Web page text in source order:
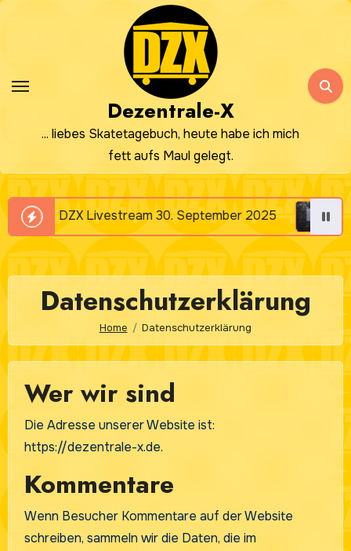
Dezentrale-X
... liebes Skatetagebuch, heute habe ich mich
fett aufs Maul gelegt.
Livestream 30. September 2025 DZX
Datenschutzerklärung
Home Datenschutzerklärung
Wer wir sind
Die Adresse unserer Website ist:
https://dezentrale-x.de.
Kommentare
Wenn Besucher Kommentare auf der Website
schreiben, sammeln wir die Daten, die im